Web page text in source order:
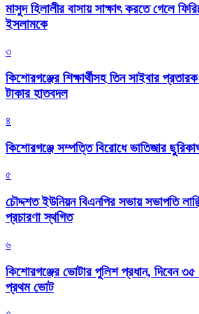
মাসুদ হিলালীর বাসায় সাক্ষাৎ করতে গেলে
ইসলামকে
৩
কিশোরগঞ্জের শিক্ষার্থীসহ তিন সাইবার
টাকার হাতবদল
৪
কিশোরগঞ্জে সম্পত্তি বিরোধে ভাতিজার
৫
চৌদ্দশত ইউনিয়ন বিএনপির সভায় সভাপতি
প্রচারণা স্থগিত
৬
কিশোরগঞ্জের ভোটার পুলিশ প্রধান, দিবেন ৩৫
প্রথম ভোট